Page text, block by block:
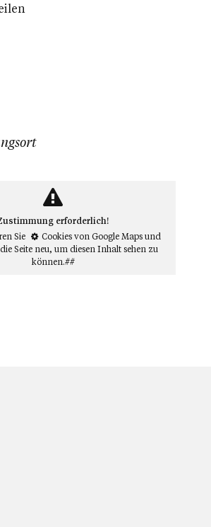
erforderlich!
Sie
Cookies von Google Mapsund
Seite neu, um diesen Inhalt sehen zu
können.##